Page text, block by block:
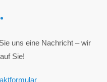
uns eine Nachricht – wir
Sie!